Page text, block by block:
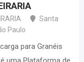
Santa
Paulo
para Granéis